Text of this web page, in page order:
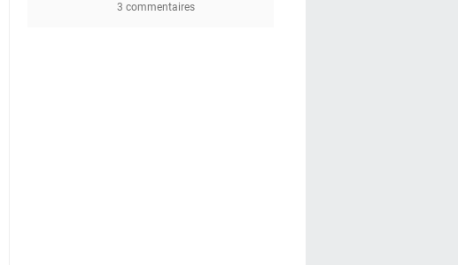
3 commentaires